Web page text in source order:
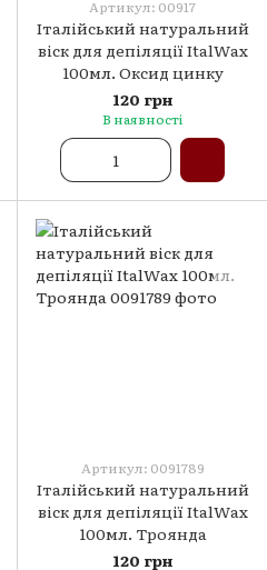
Артикул: 00917
Італійський натуральний
віск для депіляції ItalWax
100мл. Оксид цинку
120 грн
В наявності
Артикул: 0091789
Італійський натуральний
віск для депіляції ItalWax
100мл. Троянда
120 грн